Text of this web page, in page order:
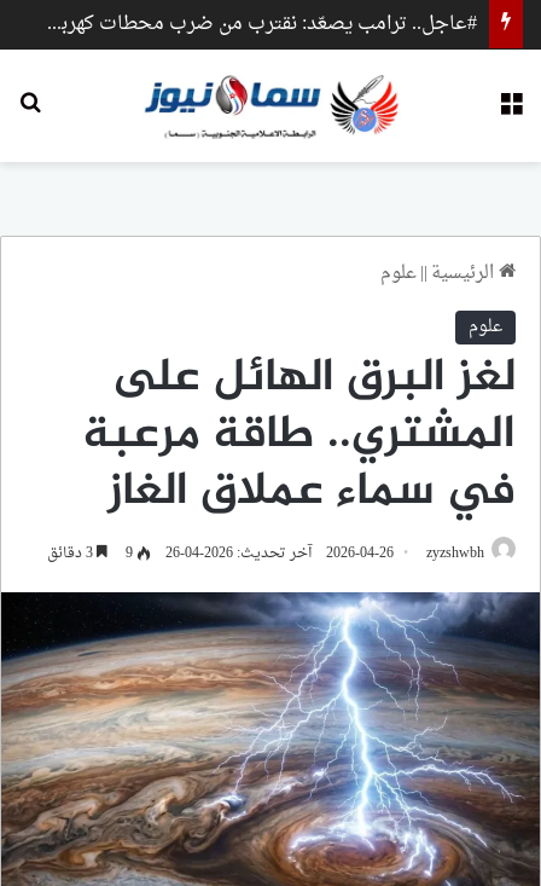
#عاجل.. ترامب يصعّد: نقترب من ضرب محطات كهرباء وجسور داخل إيران
الرئيسية||علوم
علوم
لغز البرق الهائل على
المشتري.. طاقة مرعبة
في سماء عملاق الغاز
zyzshwbh
2026-04-26 آخر تحديث: 2026-04-26 9